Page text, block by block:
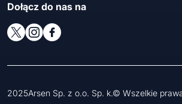
Dołącz do nas na
2025Arsen Sp. z o.o. Sp. k.© Wszelkie